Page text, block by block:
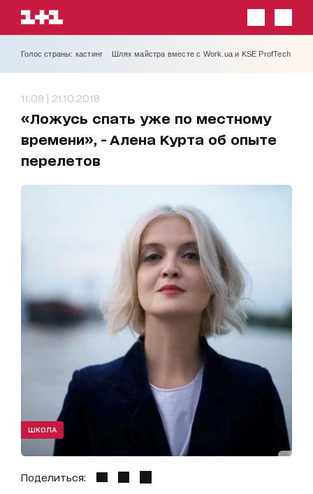
Голос страны: кастинг Шлях майстра вместе с Work.ua и KSE ProfTech
11:09 | 21.10.2018
«Ложусь спать уже по местному
времени», - Алена Курта об опыте
перелетов
ШКОЛА
Поделиться: